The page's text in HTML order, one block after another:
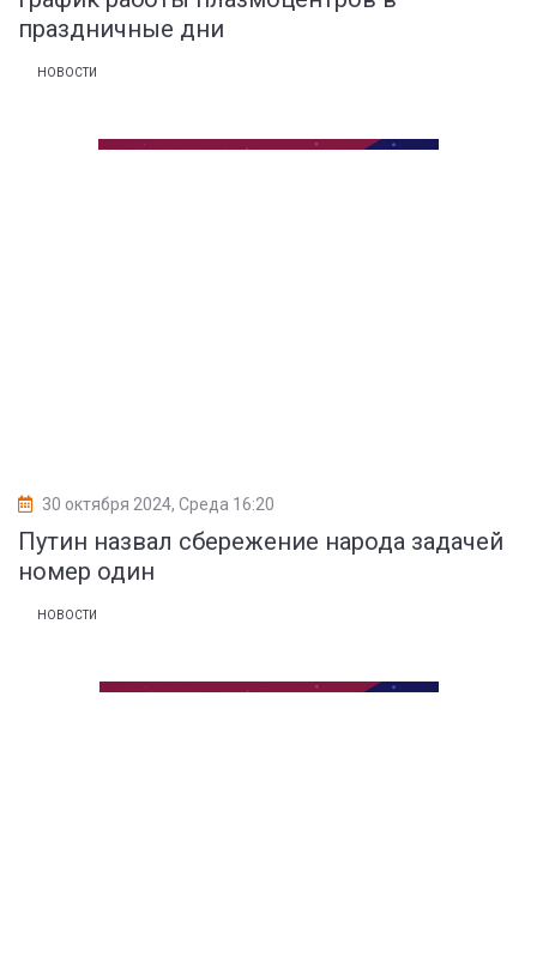
праздничные дни
НОВОСТИ
30 октября 2024, Среда 16:20
Путин назвал сбережение народа задачей
номер один
НОВОСТИ